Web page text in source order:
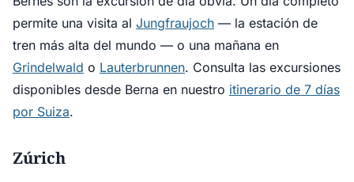
permite una visita al Jungfraujoch — la estación de
tren más alta del mundo — o una mañana en
Grindelwald o Lauterbrunnen. Consulta las excursiones
disponibles desde Berna en nuestro itinerario de 7 días
por Suiza.
Zúrich